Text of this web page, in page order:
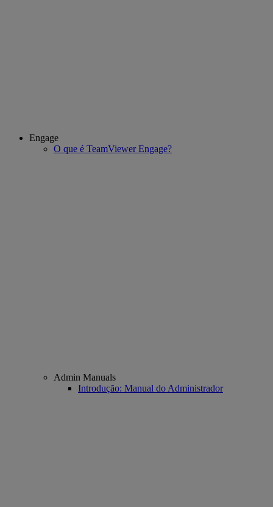
Engage
O que é TeamViewer Engage?
Admin Manuals
Introdução: Manual do Administrador